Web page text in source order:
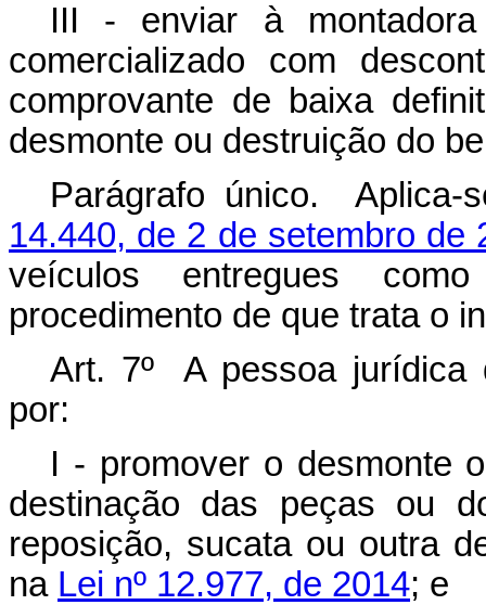
III - enviar à
comercializado com
comprovante de baixa
desmonte ou destruição do
Parágrafo único.
14.440, de 2 de setembro de
veículos entregues
procedimento de que trata o
Art. 7º A pessoa jurídica
por:
I - promover o desmonte
destinação das peças ou
reposição, sucata ou outra
na Lei nº 12.977, de 2014; e